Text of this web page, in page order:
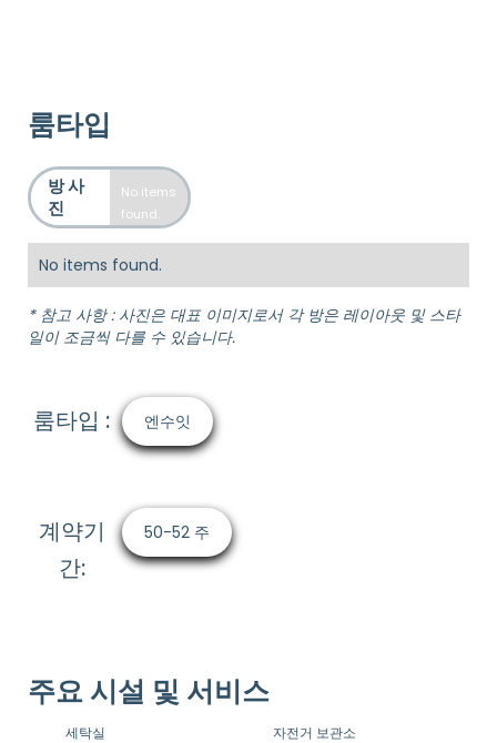
룸타입
방 사
진
No items
found.
No items found.
* 참고 사항 : 사진은 대표 이미지로서 각 방은 레이아웃 및 스타
일이 조금씩 다를 수 있습니다.
룸타입 : 엔수잇
계약기
간:
50-52 주
주요 시설 및 서비스
세탁실 자전거 보관소